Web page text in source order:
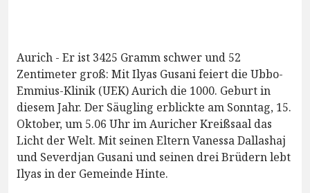
Aurich - Er ist 3425 Gramm schwer und 52
Zentimeter groß: Mit Ilyas Gusani feiert die Ubbo-
Emmius-Klinik (UEK) Aurich die 1000. Geburt in
diesem Jahr. Der Säugling erblickte am Sonntag, 15.
Oktober, um 5.06 Uhr im Auricher Kreißsaal das
Licht der Welt. Mit seinen Eltern Vanessa Dallashaj
und Severdjan Gusani und seinen drei Brüdern lebt
Ilyas in der Gemeinde Hinte.